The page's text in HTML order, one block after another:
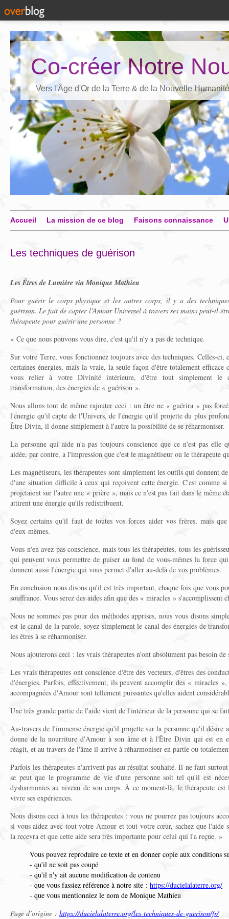
Co-créer Notre
Vers l'Âge d'Or de la Terre & de la Nouvelle Humanité
Accueil La mission de ce blog Faisons connaissance
Les techniques de guérison
Les Êtres de Lumière via Monique Mathieu
Pour guérir le corps physique et les autres corps, il y a des
guérison. Le fait de capter l'Amour Universel à travers ses mains peut-il
thérapeute pour guérir une personne ?
« Ce que nous pouvons vous dire, c'est qu'il n'y a pas de technique.
Sur votre Terre, vous fonctionnez toujours avec des techniques. Celles-ci,
certaines énergies, mais la vraie, la seule façon d'être totalement
vous relier à votre Divinité intérieure, d'être tout simplement le
transformation, des énergies de « guérison ».
Nous allons tout de même rajouter ceci : un être ne « guérira » pas
l'énergie qu'il capte de l'Univers, de l'énergie qu'il projette du plus
Être Divin, il donne simplement à l'autre la possibilité de se réharmoniser.
La personne qui aide n'a pas toujours conscience que ce n'est pas elle
aidée, par contre, a l'impression que c'est le magnétiseur ou le thérapeute
Les magnétiseurs, les thérapeutes sont simplement les outils qui donnent
d'une situation difficile à ceux qui reçoivent cette énergie. C'est comme si
projetaient sur l'autre une « prière », mais ce n'est pas fait dans le même
attirent une énergie qu'ils redistribuent.
Soyez certains qu'il faut de toutes vos forces aider vos frères, mais
d'eux-mêmes.
Vous n'en avez pas conscience, mais tous les thérapeutes, tous les
qui peuvent vous permettre de puiser au fond de vous-mêmes la force
donnent aussi l'énergie qui vous permet d'aller au-delà de vos problèmes.
En conclusion nous disons qu'il est très important, chaque fois que vous
souffrance. Vous serez des aides afin que des « miracles » s'accomplissent
Nous ne sommes pas pour des méthodes apprises, nous vous disons
est le canal de la parole, soyez simplement le canal des énergies de
les êtres à se réharmoniser.
Nous ajouterons ceci : les vrais thérapeutes n'ont absolument pas besoin de
Les vrais thérapeutes ont conscience d'être des vecteurs, d'êtres des
d'énergies. Parfois, effectivement, ils peuvent accomplir des « miracles »,
accompagnées d'Amour sont tellement puissantes qu'elles aident
Une très grande partie de l'aide vient de l'intérieur de la personne qui se
Au-travers de l'immense énergie qu'il projette sur la personne qu'il désire
donne de la nourriture d'Amour à son âme et à l'Être Divin qui est en
réagit, et au travers de l'âme il arrive à réharmoniser en partie ou
Parfois les thérapeutes n'arrivent pas au résultat souhaité. Il ne faut
se peut que le programme de vie d'une personne soit tel qu'il est
dysharmonies au niveau de son corps. À ce moment-là, le thérapeute
vivre ses expériences.
Nous disons ceci à tous les thérapeutes : vous ne pourrez pas toujours
si vous aidez avec tout votre Amour et tout votre cœur, sachez que l'aide
la recevra et que cette aide sera très importante pour celui qui l'a reçue. »
Vous pouvez reproduire ce texte et en donner copie aux conditions
- qu'il ne soit pas coupé
- qu'il n'y ait aucune modification de contenu
- que vous fassiez référence à notre site : https://ducielalaterre.org/
- que vous mentionniez le nom de Monique Mathieu
Page d’origine : https://ducielalaterre.org/les-techniques-de-guerison/fr/